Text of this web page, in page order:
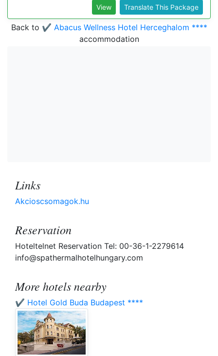
View Translate This Package
Back to ✔️ Abacus Wellness Hotel Herceghalom ****
accommodation
Links
Akcioscsomagok.hu
Reservation
Hoteltelnet Reservation Tel: 00-36-1-2279614
info@spathermalhotelhungary.com
More hotels nearby
✔️ Hotel Gold Buda Budapest ****